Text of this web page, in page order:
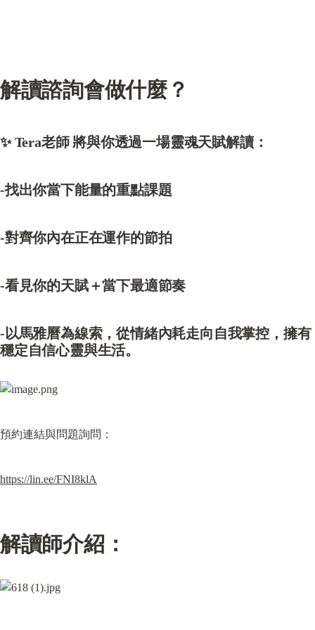
解讀諮詢會做什麼？
✨ Tera老師 將與你透過一場靈魂天賦解讀：
-找出你當下能量的重點課題
-對齊你內在正在運作的節拍
-看見你的天賦＋當下最適節奏
-以馬雅曆為線索，從情緒內耗走向自我掌控，擁有
穩定自信心靈與生活。
預約連結與問題詢問：
https://lin.ee/FNI8klA
解讀師介紹：